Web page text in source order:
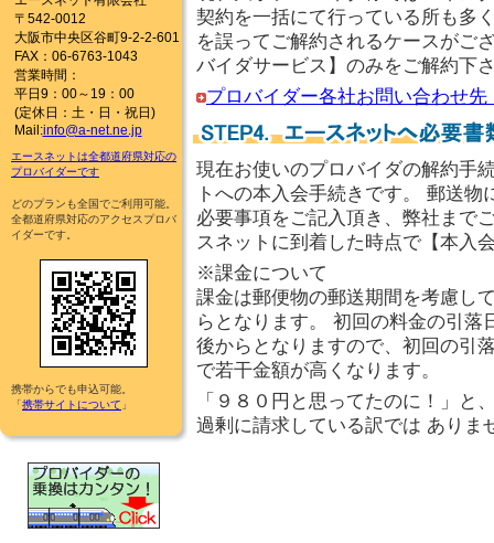
契約を一括にて行っている所も多
を誤ってご解約されるケースがご
バイダサービス】のみをご解約下
プロバイダー各社お問い合わせ先
現在お使いのプロバイダの解約手
トへの本入会手続きです。 郵送
必要事項をご記入頂き、弊社まで
スネットに到着した時点で【本入
※課金について
課金は郵便物の郵送期間を考慮し
らとなります。 初回の料金の引
後からとなりますので、初回の引
で若干金額が高くなります。
「９８０円と思ってたのに！」と
過剰に請求している訳では ありま
〒542-0012
大阪市中央区谷町9-2-2-601
FAX：06-6763-1043
営業時間：
平日9：00～19：00
(定休日：土・日・祝日)
Mail:info@a-net.ne.jp
エースネットは全都道府県対応の
プロバイダーです
どのプランも全国でご利用可能。
全都道府県対応のアクセスプロバ
イダーです。
携帯からでも申込可能。
「携帯サイトについて 」